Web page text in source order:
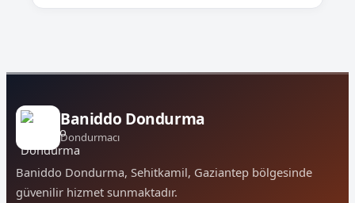
Baniddo Dondurma
Dondurmacı
Baniddo Dondurma, Sehitkamil, Gaziantep bölgesinde
güvenilir hizmet sunmaktadır.